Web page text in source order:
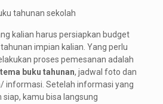
kalian harus persiapkan budget
impian kalian. Yang perlu
proses pemesanan adalah
tema buku tahunan, jadwal foto dan
informasi. Setelah informasi yang
kamu bisa langsung